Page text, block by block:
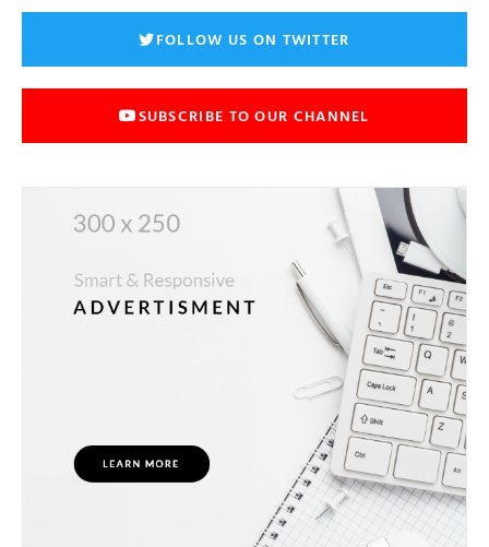
FOLLOW US ON TWITTER
SUBSCRIBE TO OUR CHANNEL